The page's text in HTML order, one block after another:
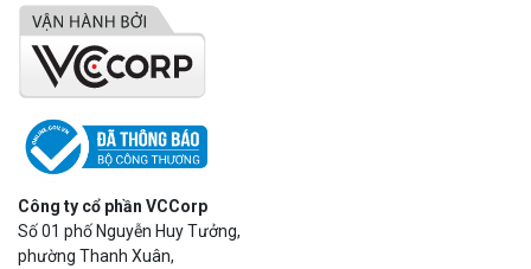
Công ty cổ phần VCCorp
Số 01 phố Nguyễn Huy Tưởng,
phường Thanh Xuân,